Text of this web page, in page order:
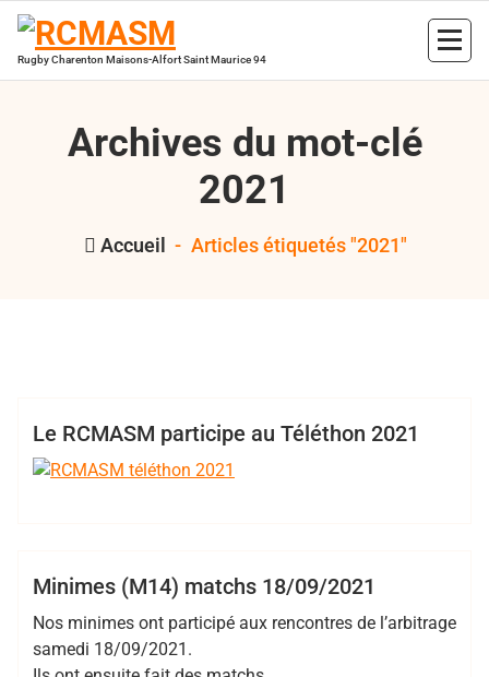
Aller
au
contenu
Rugby Charenton Maisons-Alfort Saint Maurice 94
Archives du mot-clé
2021
Accueil - Articles étiquetés "2021"
Club XV Loisir
Le RCMASM participe au Téléthon 2021
EDR Minimes
Minimes (M14) matchs 18/09/2021
Nos minimes ont participé aux rencontres de l’arbitrage
samedi 18/09/2021.